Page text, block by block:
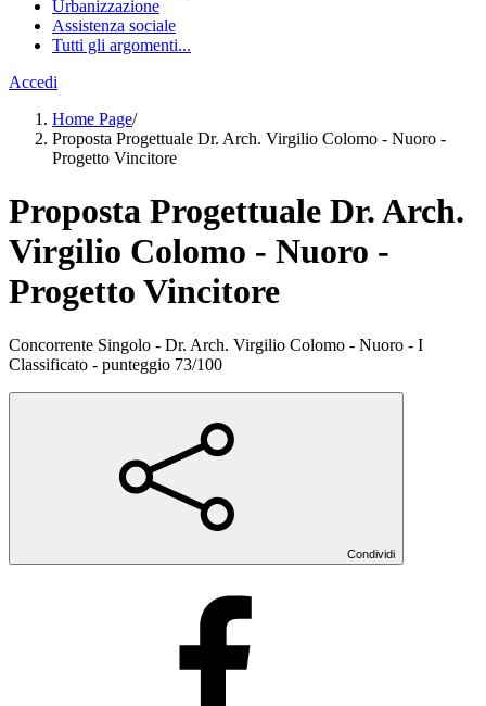
Urbanizzazione
Assistenza sociale
Tutti gli argomenti...
Accedi
Home Page/
Proposta Progettuale Dr. Arch. Virgilio Colomo - Nuoro -
Progetto Vincitore
Proposta Progettuale Dr. Arch.
Virgilio Colomo - Nuoro -
Progetto Vincitore
Concorrente Singolo - Dr. Arch. Virgilio Colomo - Nuoro - I
Classificato - punteggio 73/100
Condividi